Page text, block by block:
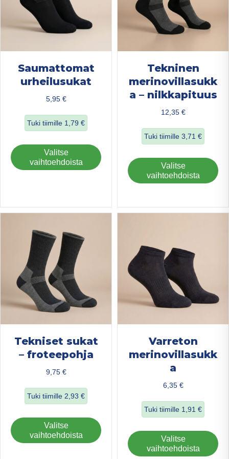
Saumattomat
urheilusukat
5,95 €
Tuki tiimille 1,79 €
about Saumattomat urheilusukat
Valitse
vaihtoehdoista
tuotteella
Voit
Tekninen
merinovillasukk
a – nilkkapituus
12,35 €
Tuki tiimille 3,71 €
about Tekninen
Valitse
vaihtoehdoista
Tekniset sukat
– froteepohja
9,75 €
Tuki tiimille 2,93 €
about Tekniset sukat – froteepohja
Valitse
vaihtoehdoista
tuotteella
Varreton
merinovillasukk
a
6,35 €
Tuki tiimille 1,91 €
about Varreton
Valitse
vaihtoehdoista